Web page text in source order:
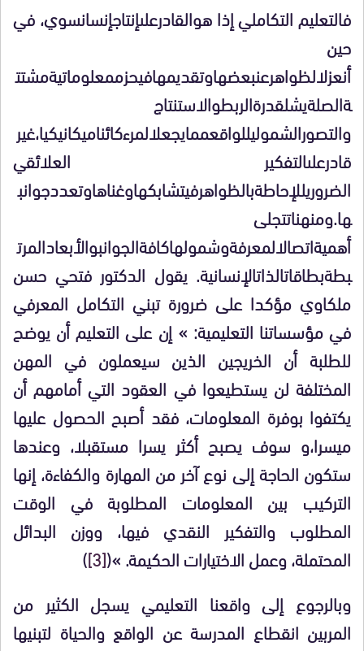
فالتعليمالتكاملي إذا هوالقادرعلىإنتاجإنسانسوي، في
حين
أنعزلالظواهرعنبعضهاوتقديمهافيحزممعلوماتيةمشتت
ةالصلةيشلقدرةالربطوالاستنتاج
والتصورالشموليللواقعممايجعلالمرءكائناميكانيكيا،غير
قادرعلىالتفكير العلائقي
الضروريللإحاطةبالظواهرفيتشابكهاوغناهاوتعددجوانب
ها.ومنهناتتجلى
أهميةاتصالالمعرفةوشمولهاكافةالجوانبوالأبعادالمرت
بطةبطاقاتالذاتالإنسانية. يقول الدكتور فتحي حسن
ملكاوي مؤكدا على ضرورة تبني التكامل المعرفي
في مؤسساتنا التعليمية: » إن على التعليم أن يوضح
للطلبة أن الخريجين الذين سيعملون في المهن
المختلفة لن يستطيعوا في العقود التي أمامهم أن
يكتفوا بوفرة المعلومات، فقد أصبح الحصول عليها
ميسرا،و سوف يصبح أكثر يسرا مستقبلا، وعندها
ستكون الحاجة إلى نوع آخر من المهارة والكفاءة، إنها
التركيب بين المعلومات المطلوبة في الوقت
المطلوب والتفكير النقدي فيها، ووزن البدائل
المحتملة، وعمل الاختيارات الحكيمة. »([3]
)
وبالرجوع إلى واقعنا التعليمي يسجل الكثير من
المربين انقطاع المدرسة عن الواقع والحياة لتبنيها